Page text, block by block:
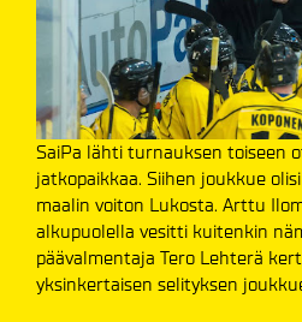
SaiPa lähti turnauksen toiseen
jatkopaikkaa. Siihen joukkue
maalin voiton Lukosta. Arttu
alkupuolella vesitti kuitenkin
päävalmentaja Tero Lehterä
yksinkertaisen selityksen